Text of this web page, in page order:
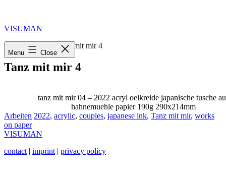
content
VISUMAN
Menu Close
Home »2022 Tanz mit mir 4
Tanz mit mir 4
tanz mit mir 04 – 2022 acryl oelkreide japanische tusche
hahnemuehle papier 190g 290x214mm
Categorized
as
Arbeiten Tagged
2022, acrylic, couples, japanese ink, Tanz mit mir, works
on paper
VISUMAN
contact | imprint | privacy policy